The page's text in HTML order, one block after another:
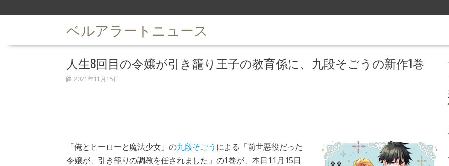
k
ベルアラートニュース
人生8回目の令嬢が引き籠り王子の教育係に、九段そごうの新作1巻
2021年11月15日
「俺とヒーローと魔法少女」の九段そごう による「前世悪役だった
令嬢が、引き籠りの調教を任されました」の1巻が、本日11月15日